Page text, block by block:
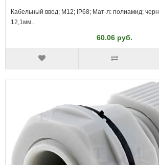
Кабельный ввод; M12; IP68; Мат-л: полиамид;
12,1мм..
60.06 руб.